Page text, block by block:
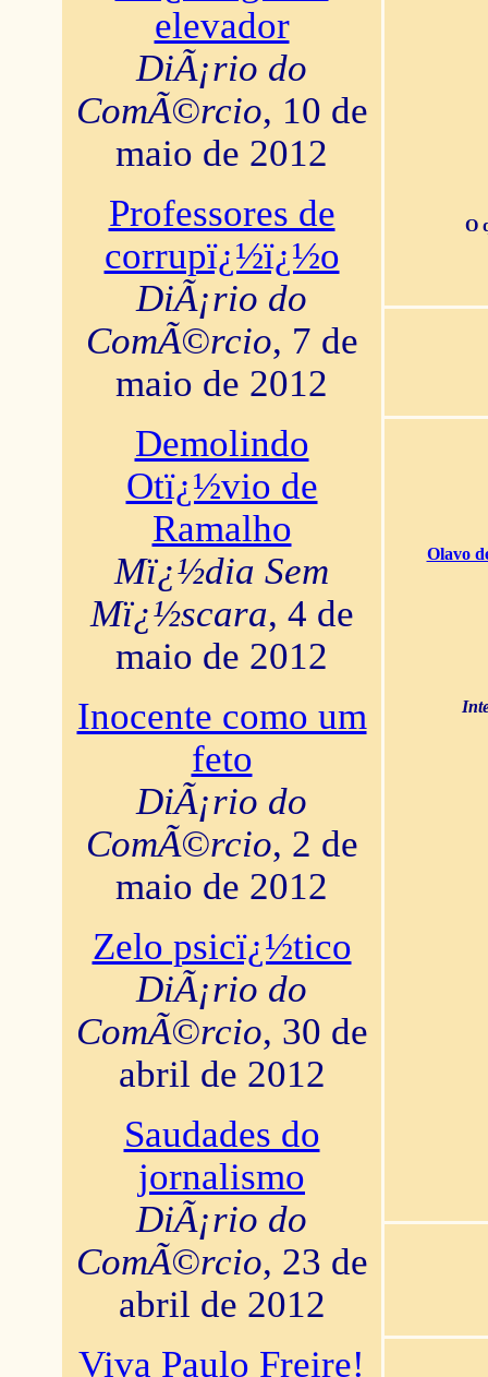
elevador
DiÃ¡rio do
ComÃ©rcio, 10 de
maio de 2012
Professores de
corrupï¿½ï¿½o
DiÃ¡rio do
ComÃ©rcio, 7 de
maio de 2012
Demolindo
Otï¿½vio de
Ramalho
Mï¿½dia Sem
Mï¿½scara, 4 de
maio de 2012
Inocente como um
feto
DiÃ¡rio do
ComÃ©rcio, 2 de
maio de 2012
Zelo psicï¿½tico
DiÃ¡rio do
ComÃ©rcio, 30 de
abril de 2012
Saudades do
jornalismo
DiÃ¡rio do
ComÃ©rcio, 23 de
abril de 2012
Viva Paulo Freire!
O
Olavo